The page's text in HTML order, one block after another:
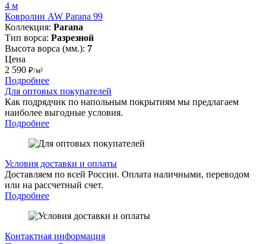
4 м
Ковролин AW Parana 99
Коллекция: Parana
Тип ворса: Разрезной
Высота ворса (мм.): 7
Цена
2 590 ₽/м²
Подробнее
Для оптовых покупателей
Как подрядчик по напольным покрытиям мы предлагаем
наиболее выгодные условия.
Подробнее
Условия доставки и оплаты
Доставляем по всей России. Оплата наличными, переводом
или на рассчетный счет.
Подробнее
Контактная информация